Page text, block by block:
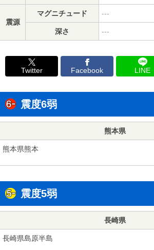
震源
マグニチュード ---
深さ ---
Twitter Facebook LINE
震度6弱
熊本県
熊本県熊本
震度5弱
長崎県
長崎県島原半島